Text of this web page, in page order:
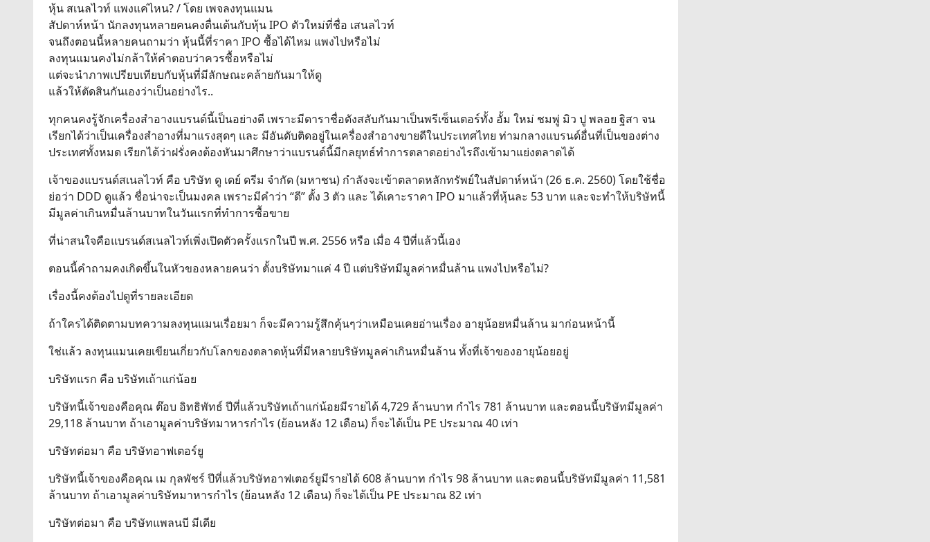
หุ้น สเนลไวท์ แพงแค่ไหน? / โดย เพจลงทุนแมน
สัปดาห์หน้า นักลงทุนหลายคนคงตื่นเต้นกับหุ้น IPO ตัวใหม่ที่ชื่อ เสนลไวท์
จนถึงตอนนี้หลายคนถามว่า หุ้นนี้ที่ราคา IPO ซื้อได้ไหม แพงไปหรือไม่
ลงทุนแมนคงไม่กล้าให้คำตอบว่าควรซื้อหรือไม่
แต่จะนำภาพเปรียบเทียบกับหุ้นที่มีลักษณะคล้ายกันมาให้ดู
แล้วให้ตัดสินกันเองว่าเป็นอย่างไร..
ทุกคนคงรู้จักเครื่องสำอางแบรนด์นี้เป็นอย่างดี เพราะมีดาราชื่อดังสลับกันมาเป็นพรีเซ็นเตอร์ทั้ง อั้ม ใหม่ ชมพู่ มิว ปู พลอย ฐิสา จน
เรียกได้ว่าเป็นเครื่องสำอางที่มาแรงสุดๆ และ มีอันดับติดอยู่ในเครื่องสำอางขายดีในประเทศไทย ท่ามกลางแบรนด์อื่นที่เป็นของต่าง
ประเทศทั้งหมด เรียกได้ว่าฝรั่งคงต้องหันมาศึกษาว่าแบรนด์นี้มีกลยุทธ์ทำการตลาดอย่างไรถึงเข้ามาแย่งตลาดได้
เจ้าของแบรนด์สเนลไวท์ คือ บริษัท ดู เดย์ ดรีม จำกัด (มหาชน) กำลังจะเข้าตลาดหลักทรัพย์ในสัปดาห์หน้า (26 ธ.ค. 2560) โดยใช้ชื่อ
ย่อว่า DDD ดูแล้ว ชื่อน่าจะเป็นมงคล เพราะมีคำว่า “ดี” ตั้ง 3 ตัว และ ได้เคาะราคา IPO มาแล้วที่หุ้นละ 53 บาท และจะทำให้บริษัทนี้
มีมูลค่าเกินหมื่นล้านบาทในวันแรกที่ทำการซื้อขาย
ที่น่าสนใจคือแบรนด์สเนลไวท์เพิ่งเปิดตัวครั้งแรกในปี พ.ศ. 2556 หรือ เมื่อ 4 ปีที่แล้วนี้เอง
ตอนนี้คำถามคงเกิดขึ้นในหัวของหลายคนว่า ตั้งบริษัทมาแค่ 4 ปี แต่บริษัทมีมูลค่าหมื่นล้าน แพงไปหรือไม่?
เรื่องนี้คงต้องไปดูที่รายละเอียด
ถ้าใครได้ติดตามบทความลงทุนแมนเรื่อยมา ก็จะมีความรู้สึกคุ้นๆว่าเหมือนเคยอ่านเรื่อง อายุน้อยหมื่นล้าน มาก่อนหน้านี้
ใช่แล้ว ลงทุนแมนเคยเขียนเกี่ยวกับโลกของตลาดหุ้นที่มีหลายบริษัทมูลค่าเกินหมื่นล้าน ทั้งที่เจ้าของอายุน้อยอยู่
บริษัทแรก คือ บริษัทเถ้าแก่น้อย
บริษัทนี้เจ้าของคือคุณ ต๊อบ อิทธิพัทธ์ ปีที่แล้วบริษัทเถ้าแก่น้อยมีรายได้ 4,729 ล้านบาท กำไร 781 ล้านบาท และตอนนี้บริษัทมีมูลค่า
29,118 ล้านบาท ถ้าเอามูลค่าบริษัทมาหารกำไร (ย้อนหลัง 12 เดือน) ก็จะได้เป็น PE ประมาณ 40 เท่า
บริษัทต่อมา คือ บริษัทอาฟเตอร์ยู
บริษัทนี้เจ้าของคือคุณ เม กุลพัชร์ ปีที่แล้วบริษัทอาฟเตอร์ยูมีรายได้ 608 ล้านบาท กำไร 98 ล้านบาท และตอนนี้บริษัทมีมูลค่า 11,581
ล้านบาท ถ้าเอามูลค่าบริษัทมาหารกำไร (ย้อนหลัง 12 เดือน) ก็จะได้เป็น PE ประมาณ 82 เท่า
บริษัทต่อมา คือ บริษัทแพลนบี มีเดีย